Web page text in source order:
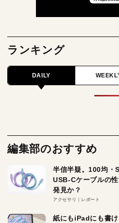
ランキング
DAILY
編集部のおすすめ
半信半疑。100均・
USB-Cケーブルの
発見か？
アクセサリ レポート
紙にもiPadにも書